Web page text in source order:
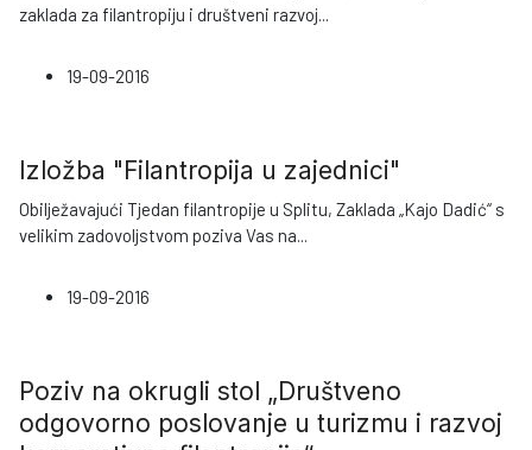
zaklada za filantropiju i društveni razvoj...
19-09-2016
Izložba "Filantropija u zajednici"
Obilježavajući Tjedan filantropije u Splitu, Zaklada „Kajo Dadić“ s
velikim zadovoljstvom poziva Vas na...
19-09-2016
Poziv na okrugli stol „Društveno
odgovorno poslovanje u turizmu i razvoj